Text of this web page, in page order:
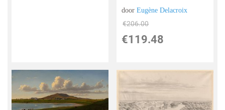
doorEugène Delacroix
€206.00
€119.48